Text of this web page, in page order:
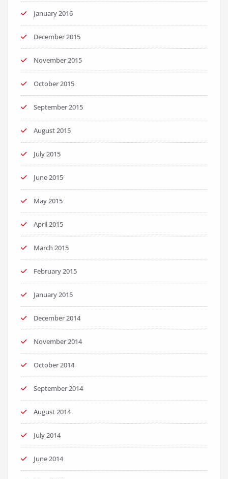
January 2016
December 2015
November 2015
October 2015
September 2015
August 2015
July 2015
June 2015
May 2015
April 2015
March 2015
February 2015
January 2015
December 2014
November 2014
October 2014
September 2014
August 2014
July 2014
June 2014